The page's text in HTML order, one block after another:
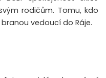
rodičům. Tomu, kdo
vedoucí do Ráje.